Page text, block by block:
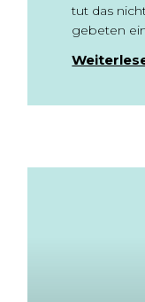
tut das
gebeten